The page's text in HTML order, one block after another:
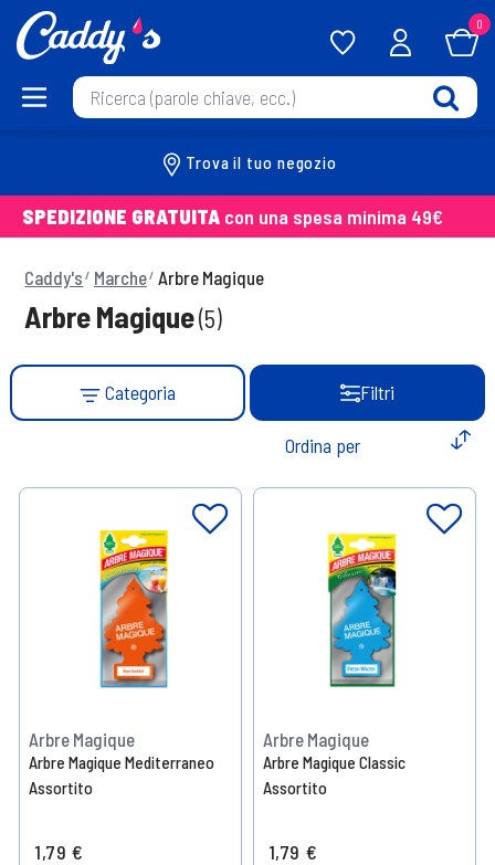
0
Trova il tuo negozio
SPEDIZIONE GRATUITA con una spesa minima 49€
Caddy's Marche Arbre Magique
Arbre Magique(5)
Categoria Filtri
Arbre Magique
Arbre Magique Mediterraneo
Assortito
1,79 €
Arbre Magique
Arbre Magique Classic
Assortito
1,79 €